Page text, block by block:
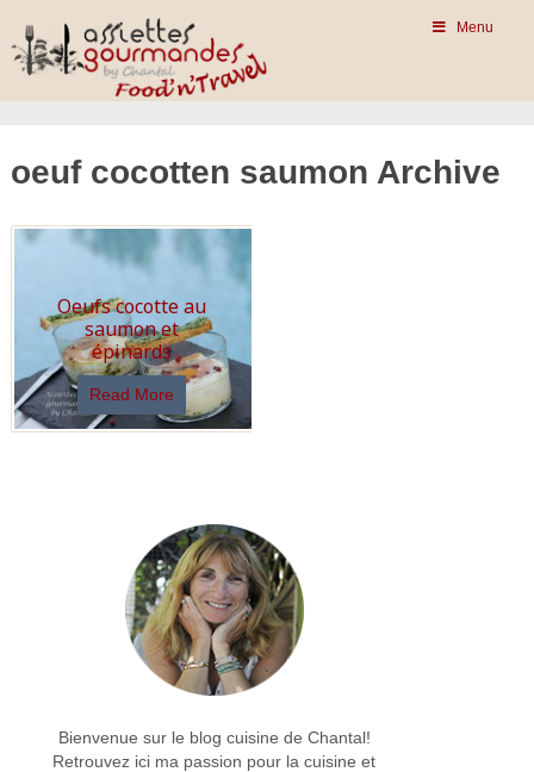
Menu
oeuf cocotten saumon Archive
Oeufs cocotte au
saumon et
épinards
Read More
Bienvenue sur le blog cuisine de Chantal!
Retrouvez ici ma passion pour la cuisine et